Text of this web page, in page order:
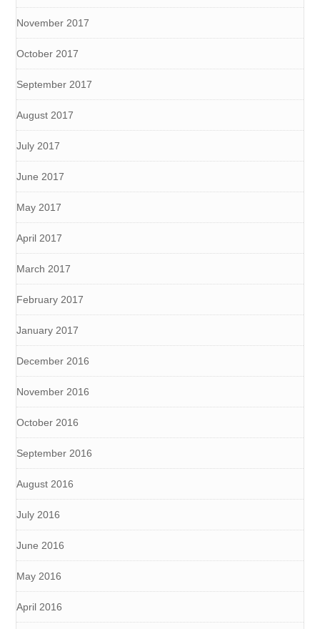
November 2017
October 2017
September 2017
August 2017
July 2017
June 2017
May 2017
April 2017
March 2017
February 2017
January 2017
December 2016
November 2016
October 2016
September 2016
August 2016
July 2016
June 2016
May 2016
April 2016